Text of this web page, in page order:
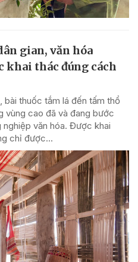
gian, văn hóa
khai thác đúng cách
bài thuốc tắm lá đến tấm thổ
vùng cao đã và đang bước
văn hóa. Được khai
chỉ được...